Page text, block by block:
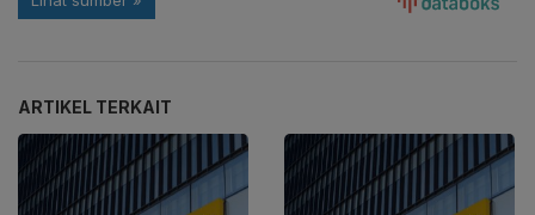
ARTIKEL TERKAIT